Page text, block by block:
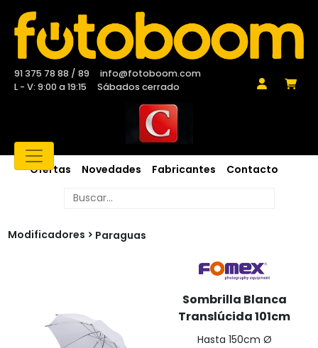
91 375 78 88 / 89
info@fotoboom.com
L - V: 9:00 a 19:15
Sábados cerrado
Ofertas Novedades Fabricantes Contacto
Modificadores Paraguas
Sombrilla Blanca
Translúcida 101cm
Hasta 150cm Ø